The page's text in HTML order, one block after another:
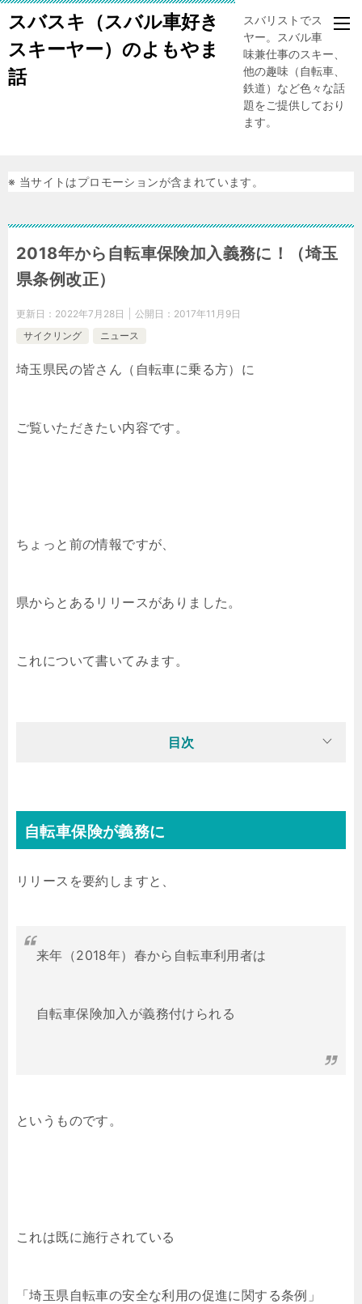
スバスキ（スバル車好き
スキーヤー）のよもやま
話
スバリストでスキー
ヤー。スバル車、趣
味兼仕事のスキー、
他の趣味（自転車、
鉄道）など色々な話
題をご提供しており
ます。
※ 当サイトはプロモーションが含まれています。
2018年から自転車保険加入義務に！（埼玉
県条例改正）
更新日： 2022年7月28日 公開日： 2017年11月9日
サイクリング
ニュース
埼玉県民の皆さん（自転車に乗る方）に
ご覧いただきたい内容です。
ちょっと前の情報ですが、
県からとあるリリースがありました。
これについて書いてみます。
目次
自転車保険が義務に
リリースを要約しますと、
来年（2018年）春から自転車利用者は
自転車保険加入が義務付けられる
というものです。
これは既に施行されている
「埼玉県自転車の安全な利用の促進に関する条例」